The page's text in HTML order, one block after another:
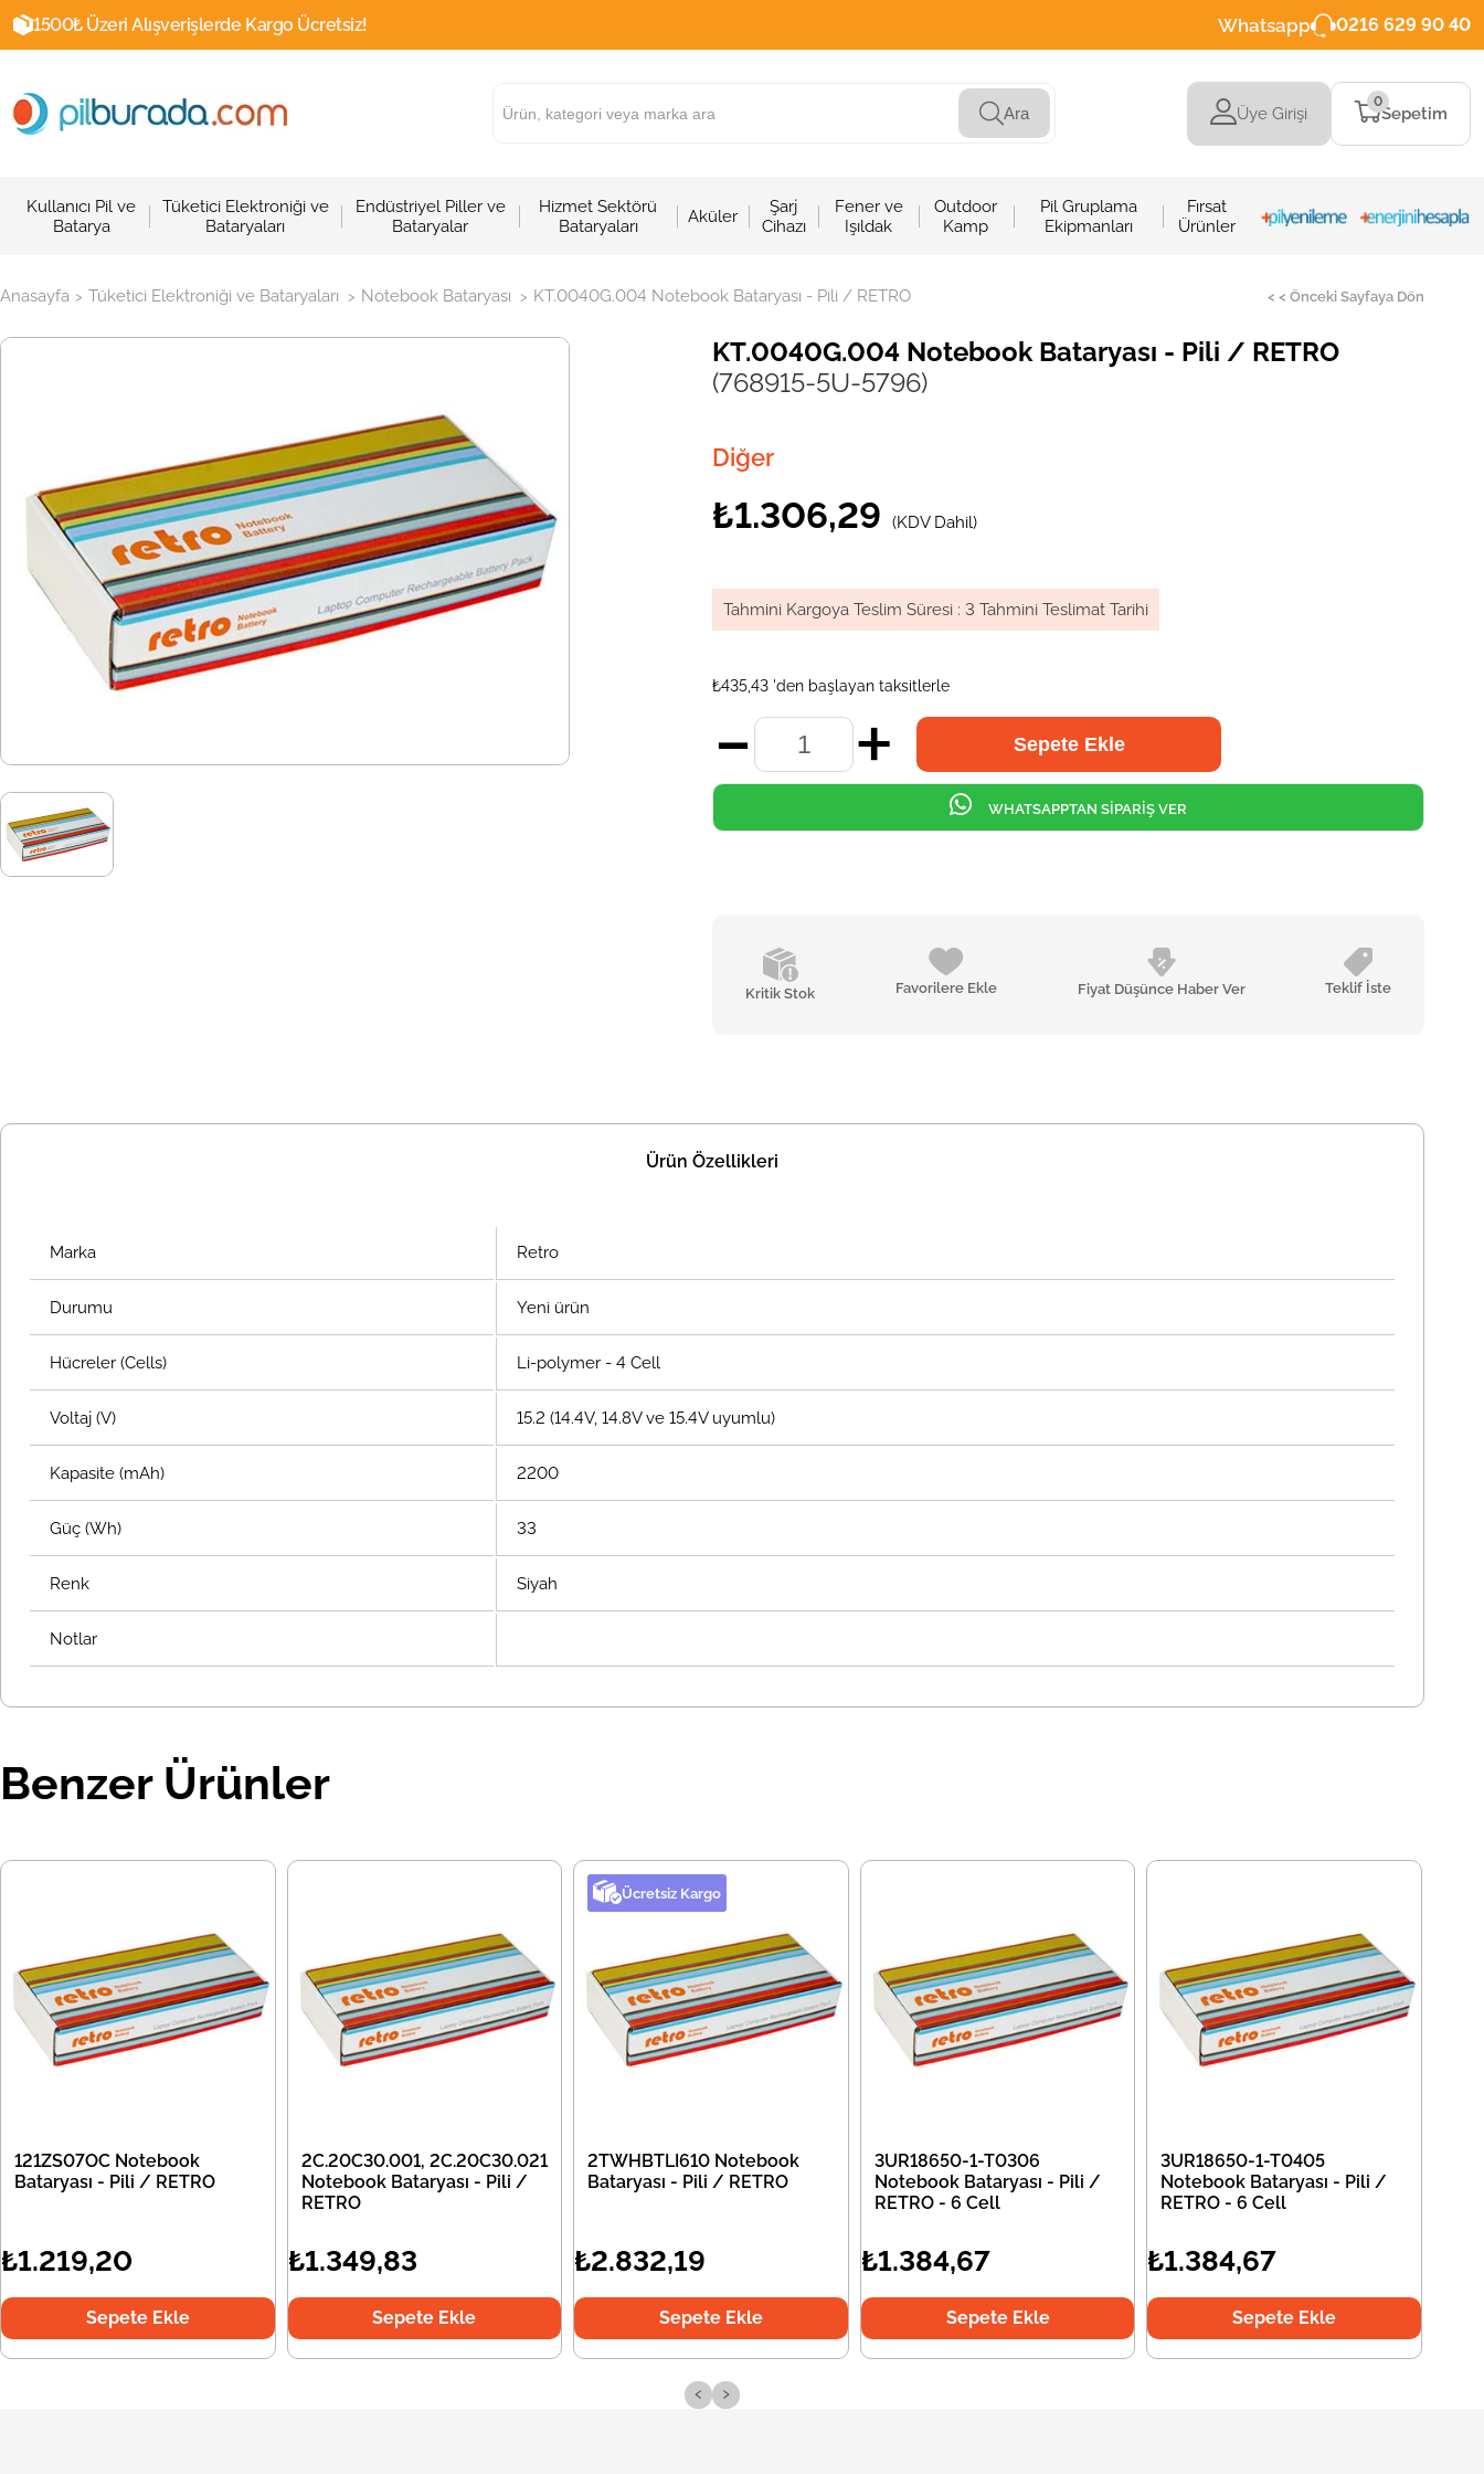
1500₺ Üzeri Alışverişlerde Kargo Ücretsiz! Whatsapp 0216 629 90 40
Ara Üye Girişi Sepetim
0
Kullanıcı Pil ve
Batarya
Tüketici Elektroniği ve
Bataryaları
Endüstriyel Piller ve
Bataryalar
Hizmet Sektörü
Bataryaları
Aküler
Şarj
Cihazı
Fener ve
Işıldak
Outdoor
Kamp
Pil Gruplama
Ekipmanları
Fırsat
Ürünler
Anasayfa > Tüketici Elektroniği ve Bataryaları > Notebook Bataryası > KT.0040G.004 Notebook Bataryası - Pili / RETRO < < Önceki Sayfaya Dön
KT.0040G.004 Notebook Bataryası - Pili / RETRO
(768915-5U-5796)
Diğer
₺1.306,29 (KDV Dahil)
Tahmini Kargoya Teslim Süresi : 3 Tahmini Teslimat Tarihi
₺435,43 'den başlayan taksitlerle
Kritik Stok Favorilere Ekle Fiyat Düşünce Haber Ver Teklif İste
WHATSAPPTAN SİPARİŞ VER
Ürün Özellikleri
Marka Retro
Durumu Yeni ürün
Hücreler (Cells) Li-polymer - 4 Cell
Voltaj (V) 15.2 (14.4V, 14.8V ve 15.4V uyumlu)
Kapasite (mAh) 2200
Güç (Wh) 33
Renk Siyah
Notlar
Benzer Ürünler
121ZS07OC Notebook
Bataryası - Pili / RETRO
₺1.219,20
Sepete Ekle
2C.20C30.001, 2C.20C30.021
Notebook Bataryası - Pili /
RETRO
₺1.349,83
Sepete Ekle
Ücretsiz Kargo
2TWHBTLI610 Notebook
Bataryası - Pili / RETRO
₺2.832,19
Sepete Ekle
3UR18650-1-T0306
Notebook Bataryası - Pili /
RETRO - 6 Cell
₺1.384,67
Sepete Ekle
3UR18650-1-T0405
Notebook Bataryası - Pili /
RETRO - 6 Cell
₺1.384,67
Sepete Ekle
‹ ›